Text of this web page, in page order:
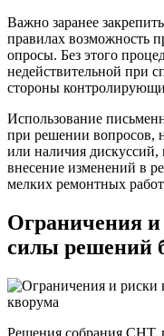
Важно заранее
правилах возможность
опросы. Без этого
недействительной при
стороны
Использование
при решении вопросов,
или наличия
внесение изменений в
мелких ремонтных
Ограничения
силы решений
Решения собрания СНТ,